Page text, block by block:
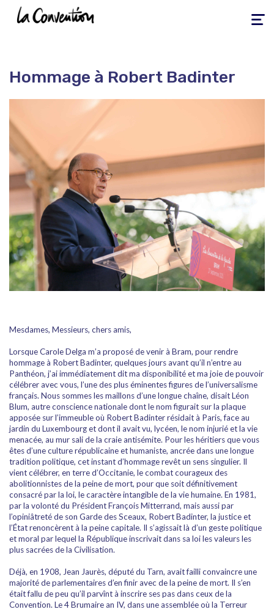
Toggle
Hommage à Robert Badinter
Mesdames, Messieurs, chers amis,
Lorsque Carole Delga m’a proposé de venir à Bram, pour rendre
hommage à Robert Badinter, quelques jours avant qu’il n’entre au
Panthéon, j’ai immédiatement dit ma disponibilité et ma joie de pouvoir
célébrer avec vous, l’une des plus éminentes figures de l’universalisme
français. Nous sommes les maillons d’une longue chaîne, disait Léon
Blum, autre conscience nationale dont le nom figurait sur la plaque
apposée sur l’immeuble où Robert Badinter résidait à Paris, face au
jardin du Luxembourg et dont il avait vu, lycéen, le nom injurié et la vie
menacée, au mur sali de la craie antisémite. Pour les héritiers que vous
êtes d’une culture républicaine et humaniste, ancrée dans une longue
tradition politique, cet instant d’hommage revêt un sens singulier. Il
vient célébrer, en terre d’Occitanie, le combat courageux des
abolitionnistes de la peine de mort, pour que soit définitivement
consacré par la loi, le caractère intangible de la vie humaine. En 1981,
par la volonté du Président François Mitterrand, mais aussi par
l’opiniâtreté de son Garde des Sceaux, Robert Badinter, la justice et
l’État renoncèrent à la peine capitale. Il s’agissait là d’un geste politique
et moral par lequel la République inscrivait dans sa loi les valeurs les
plus sacrées de la Civilisation.
Déjà, en 1908, Jean Jaurès, député du Tarn, avait failli convaincre une
majorité de parlementaires d’en finir avec de la peine de mort. Il s’en
était fallu de peu qu’il parvînt à inscrire ses pas dans ceux de la
Convention. Le 4 Brumaire an IV, dans une assemblée où la Terreur